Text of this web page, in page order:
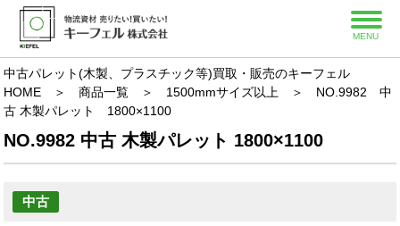
MENU
中古パレット(木製、プラスチック等)買取・販売のキーフェル
HOME ＞商品一覧 ＞ 1500mmサイズ以上 ＞ NO.9982 中
古 木製パレット 1800×1100
NO.9982 中古 木製パレット 1800×1100
中古